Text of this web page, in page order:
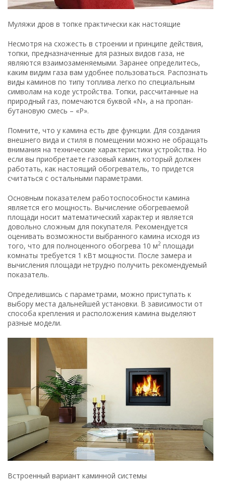
Муляжи дров в топке практически как настоящие
Несмотря на схожесть в строении и принципе действия,
топки, предназначенные для разных видов газа, не
являются взаимозаменяемыми. Заранее определитесь,
каким видим газа вам удобнее пользоваться. Распознать
виды каминов по типу топлива легко по специальным
символам на коде устройства. Топки, рассчитанные на
природный газ, помечаются буквой «N», а на пропан-
бутановую смесь – «P».
Помните, что у камина есть две функции. Для создания
внешнего вида и стиля в помещении можно не обращать
внимания на технические характеристики устройства. Но
если вы приобретаете газовый камин, который должен
работать, как настоящий обогреватель, то придется
считаться с остальными параметрами.
Основным показателем работоспособности камина
является его мощность. Вычисление обогреваемой
площади носит математический характер и является
довольно сложным для покупателя. Рекомендуется
оценивать возможности выбранного камина исходя из
того, что для полноценного обогрева 10 м2 площади
комнаты требуется 1 кВт мощности. После замера и
вычисления площади нетрудно получить рекомендуемый
показатель.
Определившись с параметрами, можно приступать к
выбору места дальнейшей установки. В зависимости от
способа крепления и расположения камина выделяют
разные модели.
Встроенный вариант каминной системы